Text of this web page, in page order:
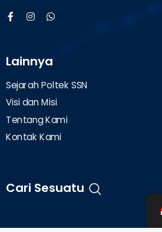
Lainnya
Sejarah Poltek SSN
Visi dan Misi
Tentang Kami
Kontak Kami
Cari Sesuatu